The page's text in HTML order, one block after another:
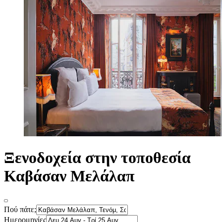
Ξενοδοχεία στην τοποθεσία
Καβάσαν Μελάλαπ
Πού πάτε;
Ημερομηνίες